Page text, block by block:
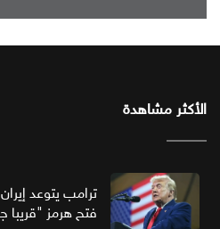
الأكثر مشاهدة
ترامب يتوعد
فتح هرمز "قريبا